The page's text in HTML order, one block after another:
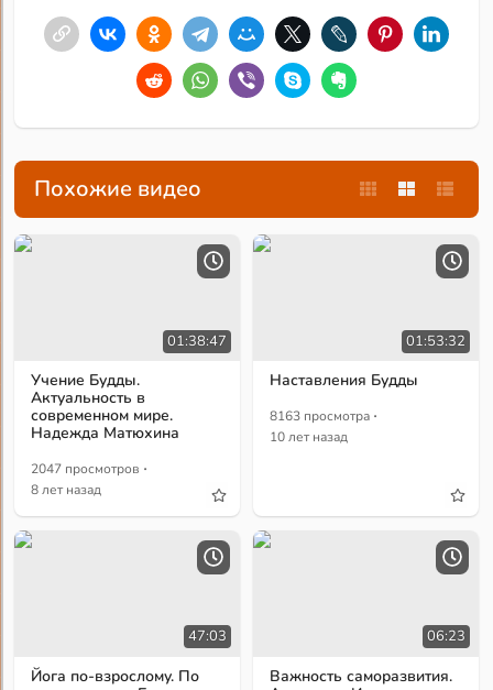
Похожие видео
01:38:47
Учение Будды.
Актуальность в
современном мире.
Надежда Матюхина
2047 просмотров ·
8 лет назад
01:53:32
Наставления Будды
8163 просмотра ·
10 лет назад
47:03
Йога по-взрослому. По
06:23
Важность саморазвития.